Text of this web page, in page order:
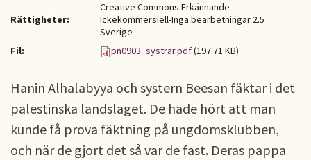
Rättigheter:
Creative Commons Erkännande-
Ickekommersiell-Inga bearbetningar 2.5
Sverige
Fil:
pn0903_systrar.pdf(197.71 KB)
Hanin Alhalabyya och systern Beesan fäktar i det
palestinska landslaget. De hade hört att man
kunde få prova fäktning på ungdomsklubben,
och när de gjort det så var de fast. Deras pappa